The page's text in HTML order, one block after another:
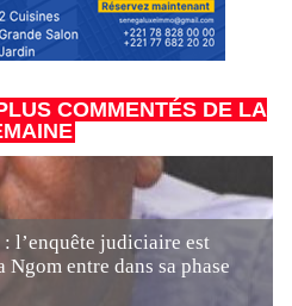
COMMENTÉS DE LA
l’enquête judiciaire est
entre dans sa phase